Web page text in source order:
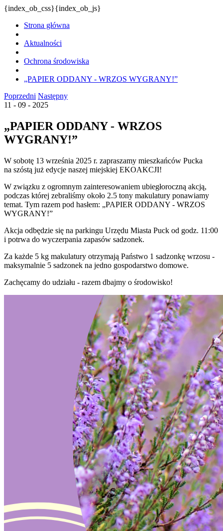
{index_ob_css}{index_ob_js}
Strona główna
Aktualności
Ochrona środowiska
„PAPIER ODDANY - WRZOS WYGRANY!”
Poprzedni Następny
11 - 09 - 2025
„PAPIER ODDANY - WRZOS
WYGRANY!”
W sobotę 13 września 2025 r. zapraszamy mieszkańców Pucka
na szóstą już edycje naszej miejskiej EKOAKCJI!
W związku z ogromnym zainteresowaniem ubiegłoroczną akcją,
podczas której zebraliśmy około 2.5 tony makulatury ponawiamy
temat. Tym razem pod hasłem: „PAPIER ODDANY - WRZOS
WYGRANY!”
Akcja odbędzie się na parkingu Urzędu Miasta Puck od godz. 11:00
i potrwa do wyczerpania zapasów sadzonek.
Za każde 5 kg makulatury otrzymają Państwo 1 sadzonkę wrzosu -
maksymalnie 5 sadzonek na jedno gospodarstwo domowe.
Zachęcamy do udziału - razem dbajmy o środowisko!